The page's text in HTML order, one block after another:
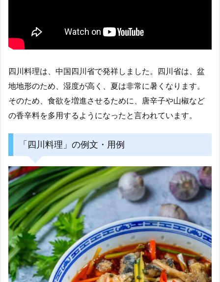
四川料理は、中国四川省で発祥しました。四川省は、盆
地地形のため、湿度が高く、夏は非常に暑くなります。
そのため、食欲を増進させるために、唐辛子や山椒など
の香辛料を多用するようになったと言われています。
「四川料理」の例文・用例